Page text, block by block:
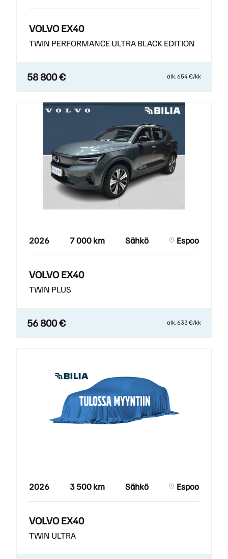
VOLVO EX40
TWIN PERFORMANCE ULTRA BLACK EDITION
58 800 € alk. 654 €/kk
2026 7 000 km Sähkö Espoo
VOLVO EX40
TWIN PLUS
56 800 € alk. 633 €/kk
2026 3 500 km Sähkö Espoo
VOLVO EX40
TWIN ULTRA